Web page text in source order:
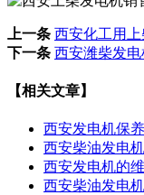
上一条 西安化工用
下一条 西安潍柴发电
【相关文章】
西安发电机保
西安柴油发电
西安发电机的
西安柴油发电